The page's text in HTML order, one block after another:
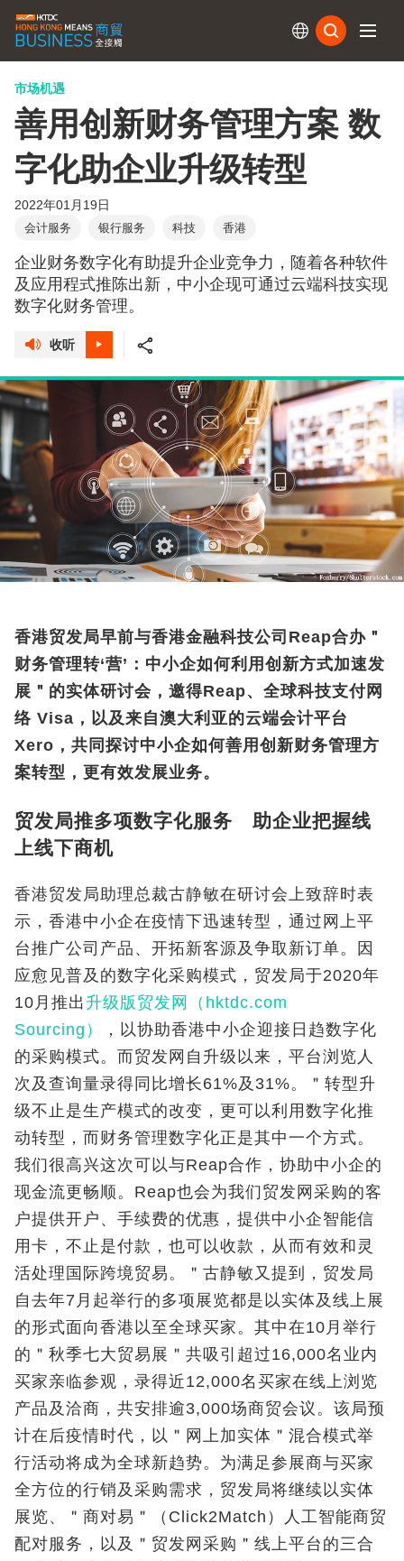
市场机遇
善用创新财务管理方案 数
字化助企业升级转型
2022年01月19日
会计服务 银行服务 科技 香港
企业财务数字化有助提升企业竞争力，随着各种软件
及应用程式推陈出新，中小企现可通过云端科技实现
数字化财务管理。
收听
香港贸发局早前与香港金融科技公司Reap合办＂
财务管理转‘营’：中小企如何利用创新方式加速发
展＂的实体研讨会，邀得Reap、全球科技支付网
络 Visa，以及来自澳大利亚的云端会计平台
Xero，共同探讨中小企如何善用创新财务管理方
案转型，更有效发展业务。
贸发局推多项数字化服务 助企业把握线
上线下商机
香港贸发局助理总裁古静敏在研讨会上致辞时表
示，香港中小企在疫情下迅速转型，通过网上平
台推广公司产品、开拓新客源及争取新订单。因
应愈见普及的数字化采购模式，贸发局于2020年
10月推出 升级版贸发网（hktdc.com
Sourcing）
，以协助香港中小企迎接日趋数字化
的采购模式。而贸发网自升级以来，平台浏览人
次及查询量录得同比增长61%及31%。＂转型升
级不止是生产模式的改变，更可以利用数字化推
动转型，而财务管理数字化正是其中一个方式。
我们很高兴这次可以与Reap合作，协助中小企的
现金流更畅顺。Reap也会为我们贸发网采购的客
户提供开户、手续费的优惠，提供中小企智能信
用卡，不止是付款，也可以收款，从而有效和灵
活处理国际跨境贸易。＂古静敏又提到，贸发局
自去年7月起举行的多项展览都是以实体及线上展
的形式面向香港以至全球买家。其中在10月举行
的＂秋季七大贸易展＂共吸引超过16,000名业内
买家亲临参观，录得近12,000名买家在线上浏览
产品及洽商，共安排逾3,000场商贸会议。该局预
计在后疫情时代，以＂网上加实体＂混合模式举
行活动将成为全球新趋势。为满足参展商与买家
全方位的行销及采购需求，贸发局将继续以实体
展览、＂商对易＂（Click2Match）人工智能商贸
配对服务，以及＂贸发网采购＂线上平台的三合